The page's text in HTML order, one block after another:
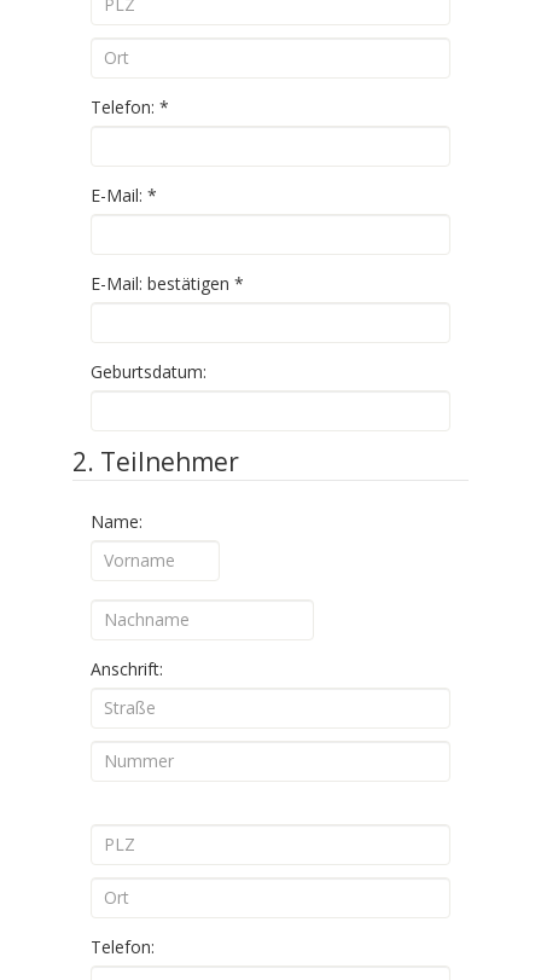
Telefon: *
E-Mail: *
E-Mail: bestätigen *
Geburtsdatum:
2. Teilnehmer
Name:
Anschrift:
Telefon: